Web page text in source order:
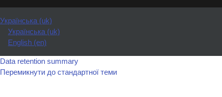
Українська ‎(uk)‎
Українська ‎(uk)‎
English ‎(en)‎
Data retention summary
Перемикнути до стандартної теми